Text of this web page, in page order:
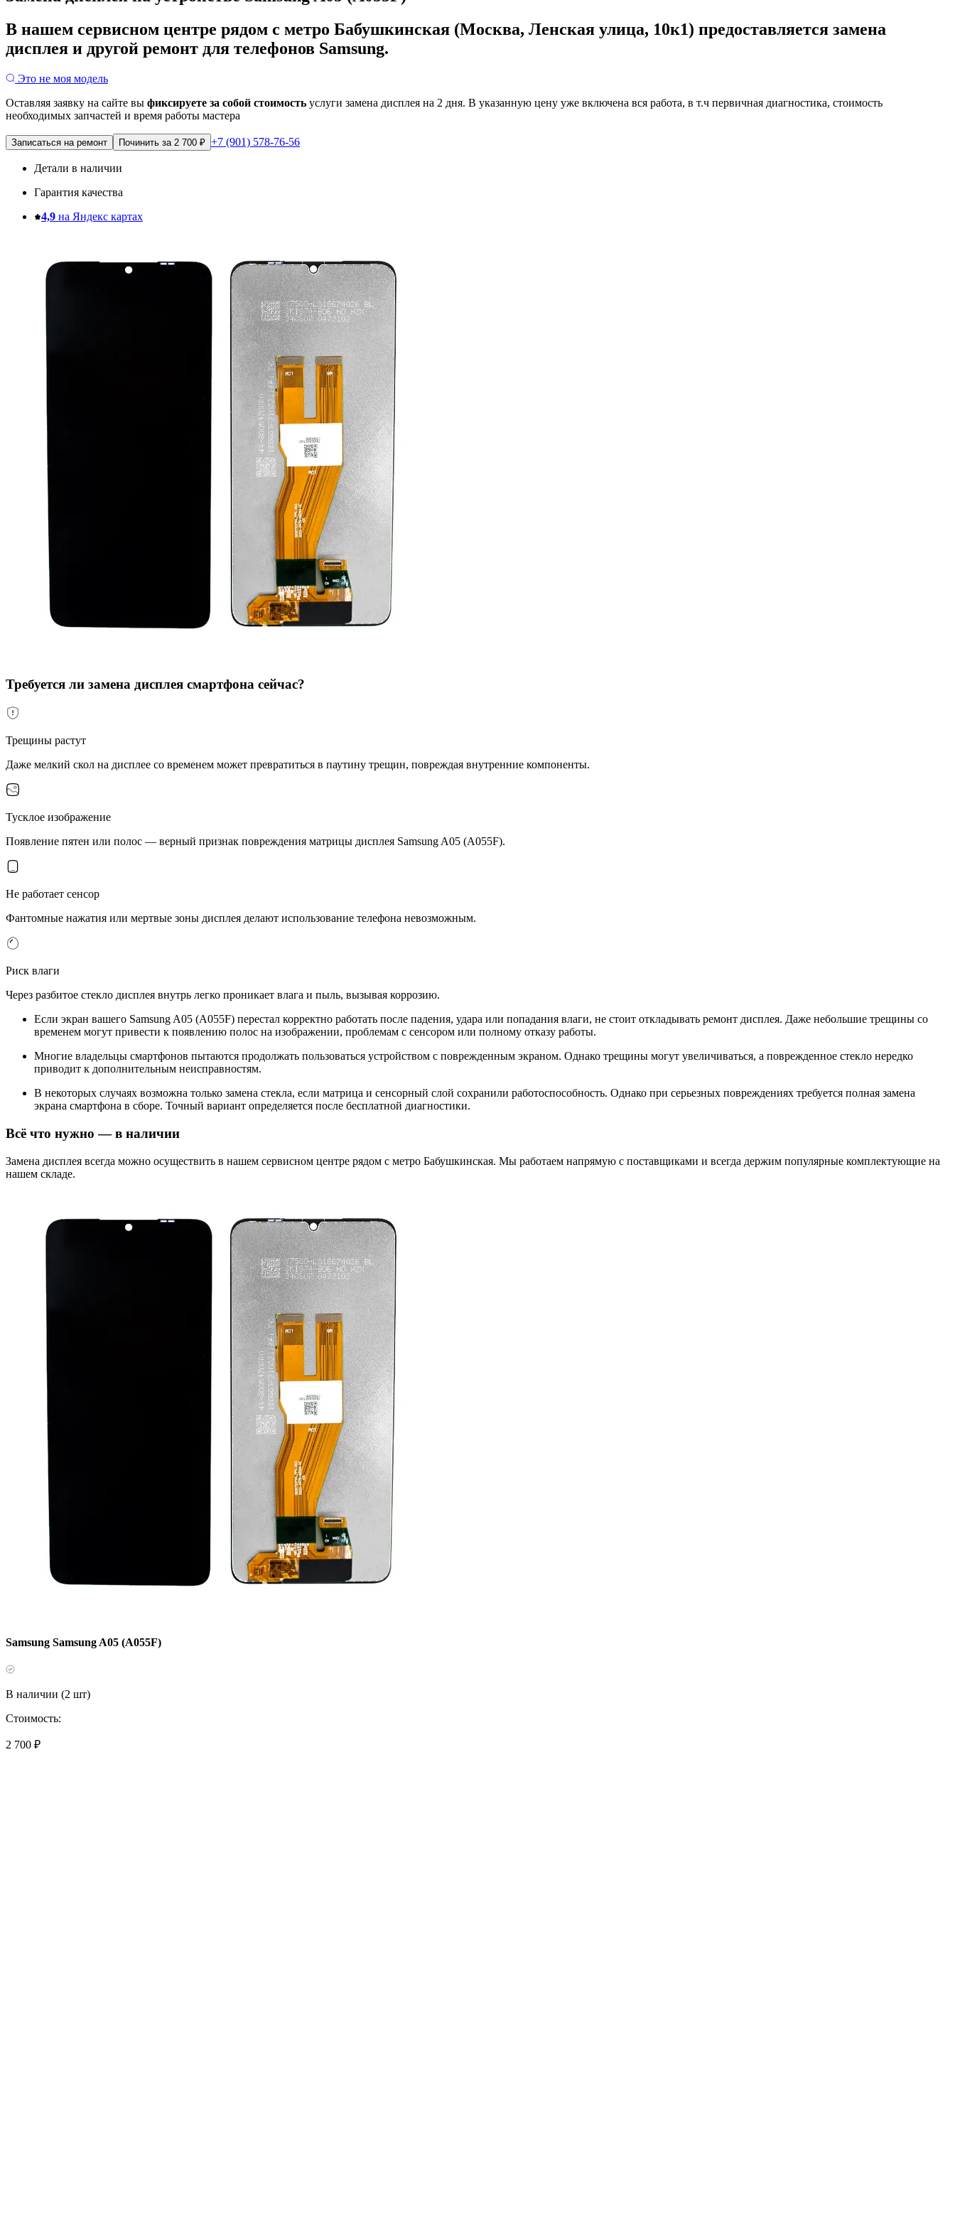
В нашем сервисном центре рядом с метро Бабушкинская (Москва, Ленская улица, 10к1) предоставляется замена
дисплея и другой ремонт для телефонов Samsung.
Это не моя модель
Оставляя заявку на сайте вы фиксируете за собой стоимость услуги замена дисплея на 2 дня. В указанную цену уже включена вся работа, в т.ч первичная диагностика, стоимость
необходимых запчастей и время работы мастера
Записаться на ремонт Починить за 2 700 ₽ +7 (901) 578-76-56
Детали в наличии
Гарантия качества
4,9 на Яндекс картах
Требуется ли замена дисплея смартфона сейчас?
Трещины растут
Даже мелкий скол на дисплее со временем может превратиться в паутину трещин, повреждая внутренние компоненты.
Тусклое изображение
Появление пятен или полос — верный признак повреждения матрицы дисплея Samsung A05 (A055F).
Не работает сенсор
Фантомные нажатия или мертвые зоны дисплея делают использование телефона невозможным.
Риск влаги
Через разбитое стекло дисплея внутрь легко проникает влага и пыль, вызывая коррозию.
Если экран вашего Samsung A05 (A055F) перестал корректно работать после падения, удара или попадания влаги, не стоит откладывать ремонт дисплея. Даже небольшие трещины со
временем могут привести к появлению полос на изображении, проблемам с сенсором или полному отказу работы.
Многие владельцы смартфонов пытаются продолжать пользоваться устройством с поврежденным экраном. Однако трещины могут увеличиваться, а поврежденное стекло нередко
приводит к дополнительным неисправностям.
В некоторых случаях возможна только замена стекла, если матрица и сенсорный слой сохранили работоспособность. Однако при серьезных повреждениях требуется полная замена
экрана смартфона в сборе. Точный вариант определяется после бесплатной диагностики.
Всё что нужно — в наличии
Замена дисплея всегда можно осуществить в нашем сервисном центре рядом с метро Бабушкинская. Мы работаем напрямую с поставщиками и всегда держим популярные комплектующие на
нашем складе.
Samsung Samsung A05 (A055F)
В наличии (2 шт)
Стоимость:
2 700 ₽